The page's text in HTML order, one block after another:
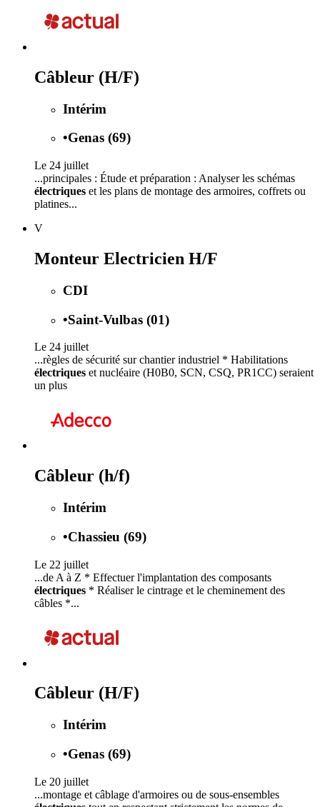
Câbleur (H/F)
Intérim
•Genas (69)
Le 24 juillet
...principales : Étude et préparation : Analyser les schémas
électriques et les plans de montage des armoires, coffrets ou
platines...
V
Monteur Electricien H/F
CDI
•Saint-Vulbas (01)
Le 24 juillet
...règles de sécurité sur chantier industriel * Habilitations
électriques et nucléaire (H0B0, SCN, CSQ, PR1CC) seraient
un plus
Câbleur (h/f)
Intérim
•Chassieu (69)
Le 22 juillet
...de A à Z * Effectuer l'implantation des composants
électriques * Réaliser le cintrage et le cheminement des
câbles *...
Câbleur (H/F)
Intérim
•Genas (69)
Le 20 juillet
...montage et câblage d'armoires ou de sous-ensembles